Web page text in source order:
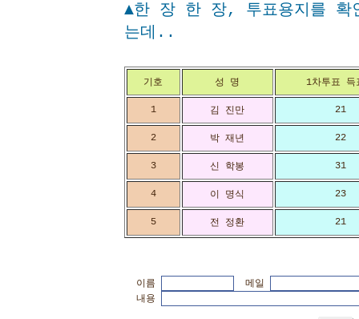
▲한 장 한 장, 투표용지를 확
는데..
기호 성 명 1차투표 득
1 김 진만 21
2 박 재년 22
3 신 학봉 31
4 이 명식 23
5 전 정환 21
이름
메일
내용